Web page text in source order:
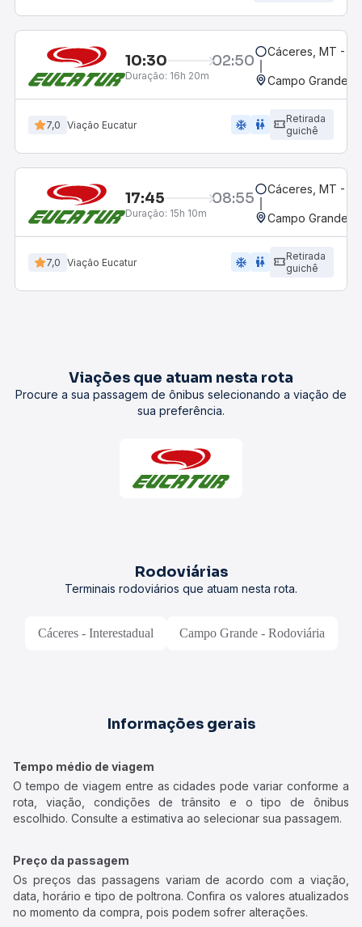
10:30 02:50
Duração: 16h 20m
Cáceres, MT -
Campo Grande,
7,0 Viação Eucatur ac_unit wc
Retirada
guichê
17:45 08:55
Duração: 15h 10m
Cáceres, MT -
Campo Grande,
7,0 Viação Eucatur ac_unit wc
Retirada
guichê
Viações que atuam nesta rota
Procure a sua passagem de ônibus selecionando a viação de
sua preferência.
Rodoviárias
Terminais rodoviários que atuam nesta rota.
Cáceres - Interestadual Campo Grande - Rodoviária
Informações gerais
Tempo médio de viagem
O tempo de viagem entre as cidades pode variar conforme a
rota, viação, condições de trânsito e o tipo de ônibus
escolhido. Consulte a estimativa ao selecionar sua passagem.
Preço da passagem
Os preços das passagens variam de acordo com a viação,
data, horário e tipo de poltrona. Confira os valores atualizados
no momento da compra, pois podem sofrer alterações.